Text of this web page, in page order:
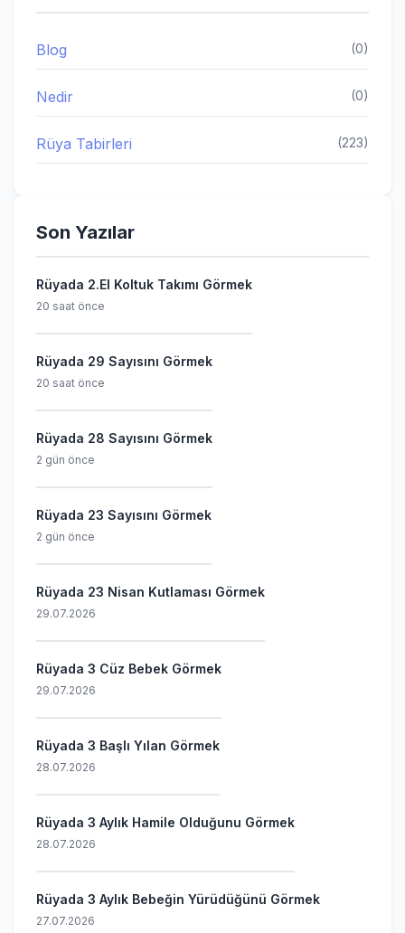
Blog (0)
Nedir (0)
Rüya Tabirleri (223)
Son Yazılar
Rüyada 2.El Koltuk Takımı Görmek
20 saat önce
Rüyada 29 Sayısını Görmek
20 saat önce
Rüyada 28 Sayısını Görmek
2 gün önce
Rüyada 23 Sayısını Görmek
2 gün önce
Rüyada 23 Nisan Kutlaması Görmek
29.07.2026
Rüyada 3 Cüz Bebek Görmek
29.07.2026
Rüyada 3 Başlı Yılan Görmek
28.07.2026
Rüyada 3 Aylık Hamile Olduğunu Görmek
28.07.2026
Rüyada 3 Aylık Bebeğin Yürüdüğünü Görmek
27.07.2026